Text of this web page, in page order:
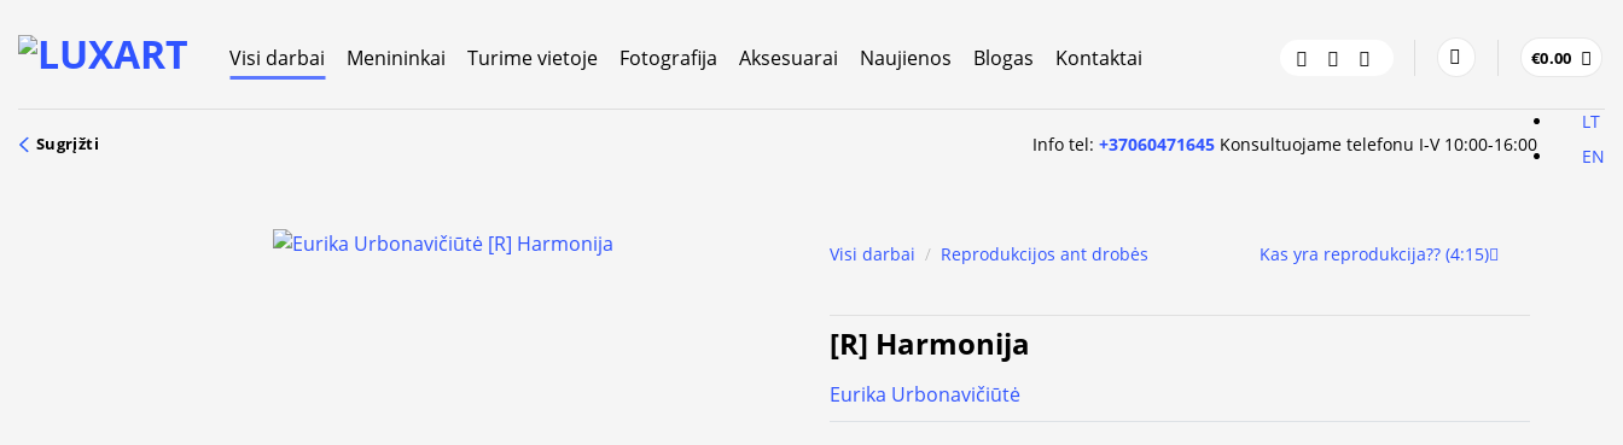
content
Visi darbai Menininkai Turime vietoje Fotografija Aksesuarai Naujienos Blogas Kontaktai €0.00
Sugrįžti Info tel: +37060471645Konsultuojame telefonu I-V 10:00-16:00
LT
EN
Visi darbai / Reprodukcijos ant drobės Kas yra reprodukcija?? (4:15)
[R] Harmonija
Eurika Urbonavičiūtė